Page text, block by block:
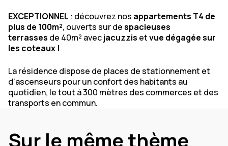
EXCEPTIONNEL : découvrez nos appartements T4 de
plus de 100m², ouverts sur despacieuses
terrasses de 40m² avecjacuzzis etvue dégagée sur
les coteaux !
La résidence dispose de places de stationnement et
d’ascenseurs pour un confort des habitants au
quotidien, le tout à 300 mètres des commerces et des
transports en commun.
Sur le même thème